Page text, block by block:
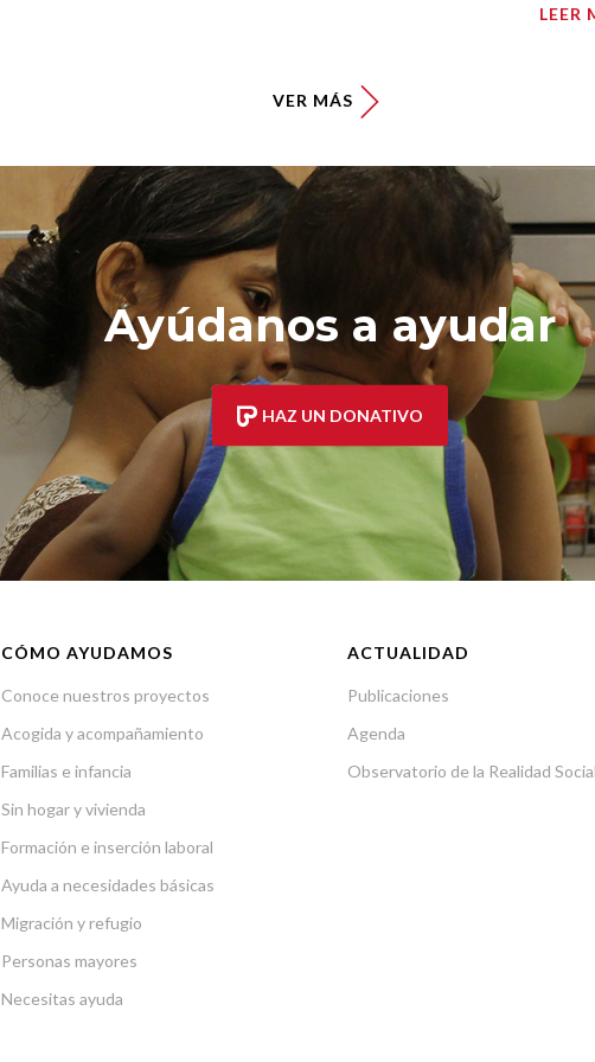
LEER
VER MÁS
Ayúdanos a ayudar
HAZ UN DONATIVO
CÓMO AYUDAMOS
Conoce nuestros proyectos
Acogida y acompañamiento
Familias e infancia
Sin hogar y vivienda
Formación e inserción laboral
Ayuda a necesidades básicas
Migración y refugio
Personas mayores
Necesitas ayuda
ACTUALIDAD
Publicaciones
Agenda
Observatorio de la Realidad